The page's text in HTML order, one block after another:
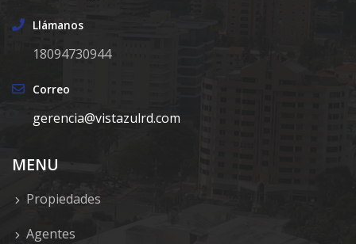
Llámanos
18094730944
Correo
gerencia@vistazulrd.com
MENU
Propiedades
Agentes